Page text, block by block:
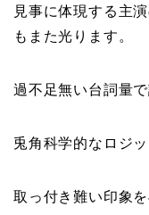
見事に体現する主
もまた光ります。
過不足無い台詞量
兎角科学的なロジ
取っ付き難い印象